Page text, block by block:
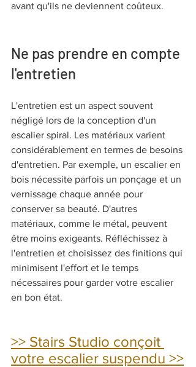
avant qu'ils ne deviennent coûteux.
Ne pas prendre en compte
l'entretien
L'entretien est un aspect souvent
négligé lors de la conception d'un
escalier spiral. Les matériaux varient
considérablement en termes de besoins
d'entretien. Par exemple, un escalier en
bois nécessite parfois un ponçage et un
vernissage chaque année pour
conserver sa beauté. D'autres
matériaux, comme le métal, peuvent
être moins exigeants. Réfléchissez à
l'entretien et choisissez des finitions qui
minimisent l'effort et le temps
nécessaires pour garder votre escalier
en bon état.
>> Stairs Studio conçoit
votre escalier suspendu >>